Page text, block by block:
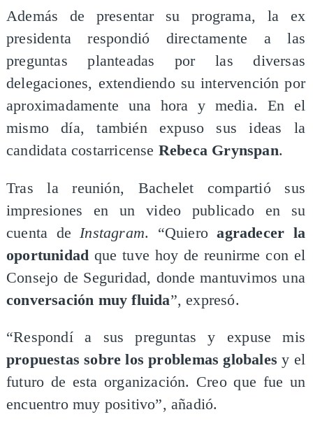
Además de presentar su programa, la ex
presidenta respondió directamente a las
preguntas planteadas por las diversas
delegaciones, extendiendo su intervención por
aproximadamente una hora y media. En el
mismo día, también expuso sus ideas la
candidata costarricense Rebeca Grynspan.
Tras la reunión, Bachelet compartió sus
impresiones en un video publicado en su
cuenta de Instagram. “Quieroagradecer la
oportunidad que tuve hoy de reunirme con el
Consejo de Seguridad, donde mantuvimos una
conversación muy fluida”, expresó.
“Respondí a sus preguntas y expuse mis
propuestas sobre los problemas globales y el
futuro de esta organización. Creo que fue un
encuentro muy positivo”, añadió.